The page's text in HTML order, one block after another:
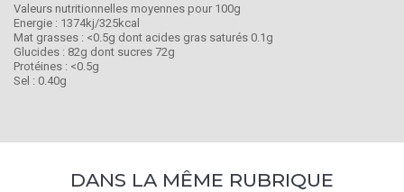
Valeurs nutritionnelles moyennes pour 100g
Energie : 1374kj/325kcal
Mat grasses : <0.5g dont acides gras saturés 0.1g
Glucides : 82g dont sucres 72g
Protéines : <0.5g
Sel : 0.40g
DANS LA MÊME RUBRIQUE